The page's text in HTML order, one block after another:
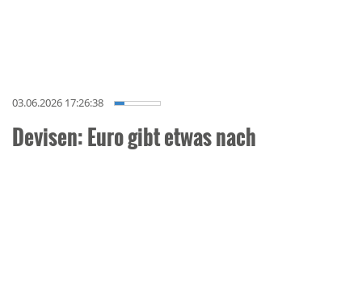
03.06.2026 17:26:38
Devisen: Euro gibt etwas nach